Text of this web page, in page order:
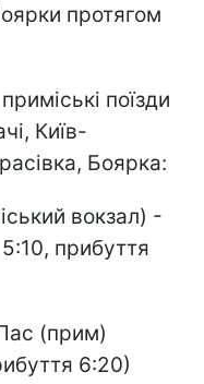
протягом
поїзди
Київ-
Боярка:
вокзал) -
прибуття
(прим)
6:20)